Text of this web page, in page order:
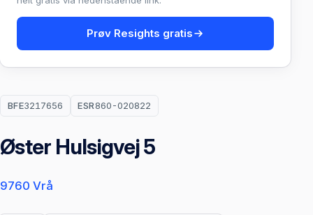
BFE3217656 ESR860-020822
Øster Hulsigvej 5
9760 Vrå
Prøv Resights gratis